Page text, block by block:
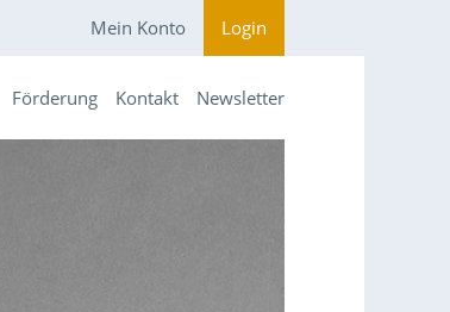
Mein Konto Login
Förderung Kontakt Newsletter